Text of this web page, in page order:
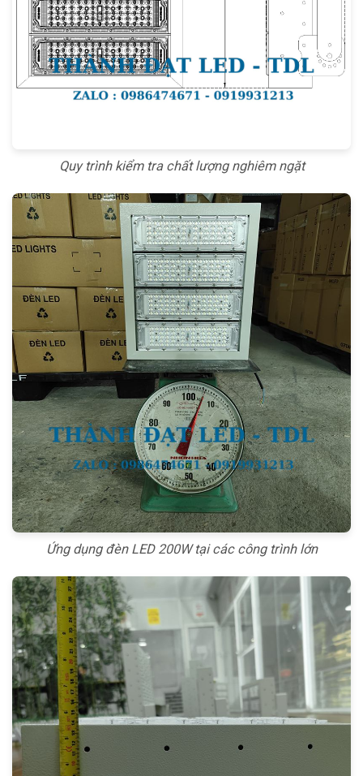
Quy trình kiểm tra chất lượng nghiêm ngặt
Ứng dụng đèn LED 200W tại các công trình lớn